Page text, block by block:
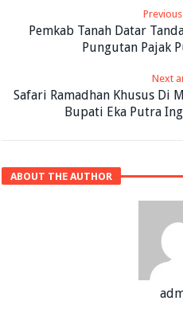
Pemkab Tanah Datar
Pungutan Pajak
Next
Safari Ramadhan Khusus Di
Bupati Eka Putra
ABOUT THE AUTHOR